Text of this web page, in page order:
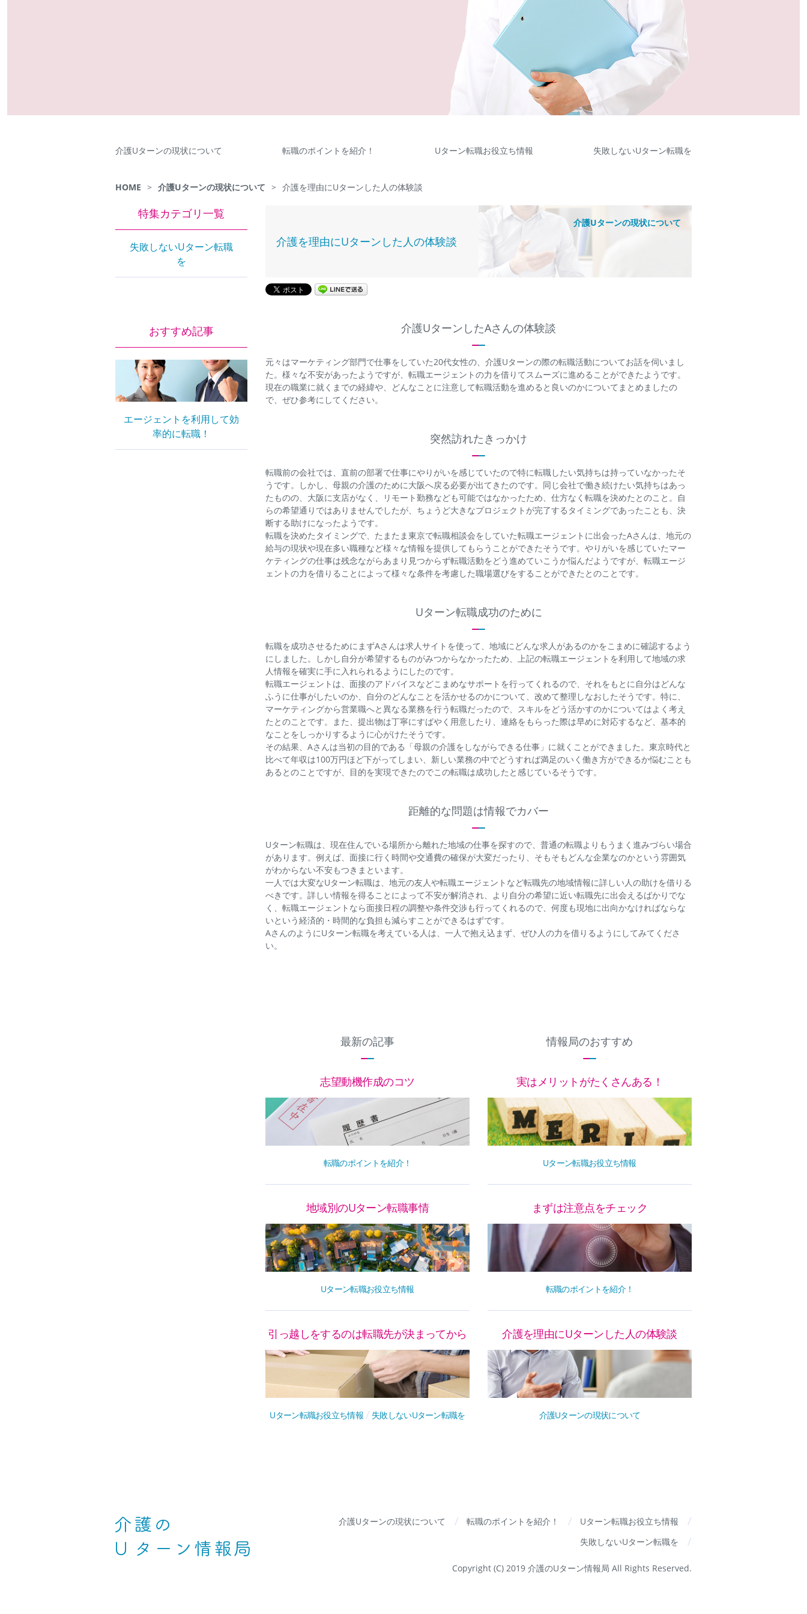
介護Uターンの現状について 転職のポイントを紹介！ Uターン転職お役立ち情報 失敗しないUターン転職を
HOME > 介護Uターンの現状について > 介護を理由にUターンした人の体験談
介護を理由にUターンした人の体験談
介護Uターンの現状について
介護UターンしたAさんの体験談
元々はマーケティング部門で仕事をしていた20代女性の、介護Uターンの際の転職活動についてお話を伺いまし
た。様々な不安があったようですが、転職エージェントの力を借りてスムーズに進めることができたようです。
現在の職業に就くまでの経緯や、どんなことに注意して転職活動を進めると良いのかについてまとめましたの
で、ぜひ参考にしてください。
突然訪れたきっかけ
転職前の会社では、直前の部署で仕事にやりがいを感じていたので特に転職したい気持ちは持っていなかったそ
うです。しかし、母親の介護のために大阪へ戻る必要が出てきたのです。同じ会社で働き続けたい気持ちはあっ
たものの、大阪に支店がなく、リモート勤務なども可能ではなかったため、仕方なく転職を決めたとのこと。自
らの希望通りではありませんでしたが、ちょうど大きなプロジェクトが完了するタイミングであったことも、決
断する助けになったようです。
転職を決めたタイミングで、たまたま東京で転職相談会をしていた転職エージェントに出会ったAさんは、地元の
給与の現状や現在多い職種など様々な情報を提供してもらうことができたそうです。やりがいを感じていたマー
ケティングの仕事は残念ながらあまり見つからず転職活動をどう進めていこうか悩んだようですが、転職エージ
ェントの力を借りることによって様々な条件を考慮した職場選びをすることができたとのことです。
Uターン転職成功のために
転職を成功させるためにまずAさんは求人サイトを使って、地域にどんな求人があるのかをこまめに確認するよう
にしました。しかし自分が希望するものがみつからなかったため、上記の転職エージェントを利用して地域の求
人情報を確実に手に入れられるようにしたのです。
転職エージェントは、面接のアドバイスなどこまめなサポートを行ってくれるので、それをもとに自分はどんな
ふうに仕事がしたいのか、自分のどんなことを活かせるのかについて、改めて整理しなおしたそうです。特に、
マーケティングから営業職へと異なる業務を行う転職だったので、スキルをどう活かすのかについてはよく考え
たとのことです。また、提出物は丁寧にすばやく用意したり、連絡をもらった際は早めに対応するなど、基本的
なことをしっかりするように心がけたそうです。
その結果、Aさんは当初の目的である「母親の介護をしながらできる仕事」に就くことができました。東京時代と
比べて年収は100万円ほど下がってしまい、新しい業務の中でどうすれば満足のいく働き方ができるか悩むことも
あるとのことですが、目的を実現できたのでこの転職は成功したと感じているそうです。
距離的な問題は情報でカバー
Uターン転職は、現在住んでいる場所から離れた地域の仕事を探すので、普通の転職よりもうまく進みづらい場合
があります。例えば、面接に行く時間や交通費の確保が大変だったり、そもそもどんな企業なのかという雰囲気
がわからない不安もつきまといます。
一人では大変なUターン転職は、地元の友人や転職エージェントなど転職先の地域情報に詳しい人の助けを借りる
べきです。詳しい情報を得ることによって不安が解消され、より自分の希望に近い転職先に出会えるばかりでな
く、転職エージェントなら面接日程の調整や条件交渉も行ってくれるので、何度も現地に出向かなければならな
いという経済的・時間的な負担も減らすことができるはずです。
AさんのようにUターン転職を考えている人は、一人で抱え込まず、ぜひ人の力を借りるようにしてみてくださ
い。
最新の記事
志望動機作成のコツ
転職のポイントを紹介！
地域別のUターン転職事情
Uターン転職お役立ち情報
引っ越しをするのは転職先が決まってから
Uターン転職お役立ち情報 失敗しないUターン転職を
情報局のおすすめ
実はメリットがたくさんある！
Uターン転職お役立ち情報
まずは注意点をチェック
転職のポイントを紹介！
介護を理由にUターンした人の体験談
介護Uターンの現状について
特集カテゴリ一覧
失敗しないUターン転職
を
おすすめ記事
エージェントを利用して効
率的に転職！
介護Uターンの現状について 転職のポイントを紹介！
Uターン転職お役立ち情報
失敗しないUターン転職を
Copyright (C) 2019 介護のUターン情報局 All Rights Reserved.